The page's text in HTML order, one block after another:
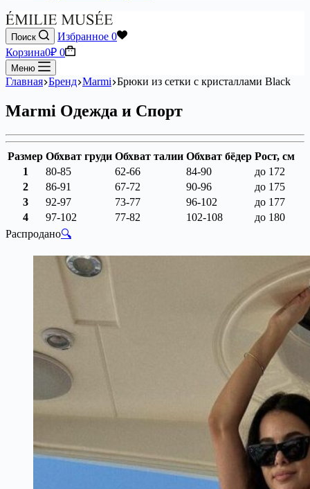
Поиск Избранное 0
Корзина0₽ 0
Меню
Главная Бренд Marmi Брюки из сетки с кристаллами Black
Marmi Одежда и Спорт
Размер Обхват груди Обхват талии Обхват бёдер Рост, см
1
80-85 62-66 84-90
до 172
2
86-91 67-72 90-96
до 175
3
92-97 73-77 96-102
до 177
4
97-102 77-82 102-108
до 180
Распродано🔍